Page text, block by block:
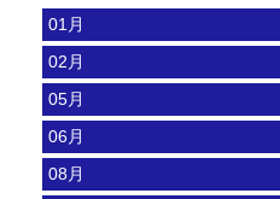
01月
02月
05月
06月
08月